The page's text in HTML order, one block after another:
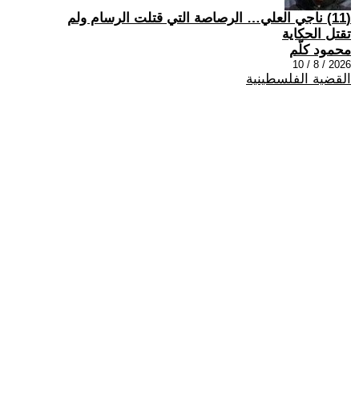
(11) ناجي العلي… الرصاصة التي قتلت الرسام ولم
تقتل الحكاية
محمود كلّم
2026 / 8 / 10
القضية الفلسطينية